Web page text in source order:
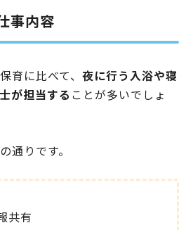
事内容
育に比べて、 夜に行う入浴や寝
が担当する ことが多いでしょ
通りです。
共有